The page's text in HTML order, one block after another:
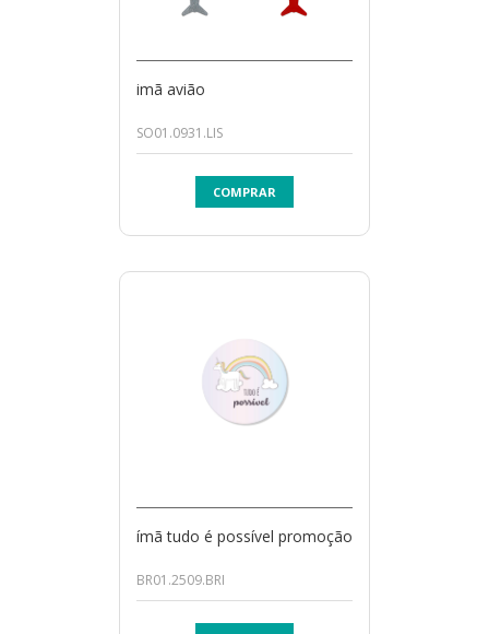
imã avião
SO01.0931.LIS
COMPRAR
ímã tudo é possível promoção
BR01.2509.BRI